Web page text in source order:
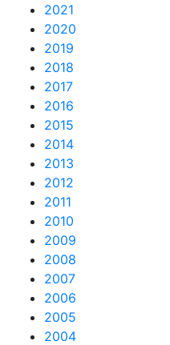
2021
2020
2019
2018
2017
2016
2015
2014
2013
2012
2011
2010
2009
2008
2007
2006
2005
2004